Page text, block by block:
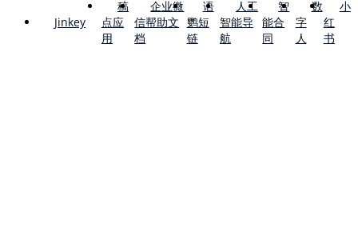
Jinkey
稿
点应
用
企业微
信帮助文
档
语
鹦短
链
人工
智能导
航
智
能合
同
数
字
人
小
红
书